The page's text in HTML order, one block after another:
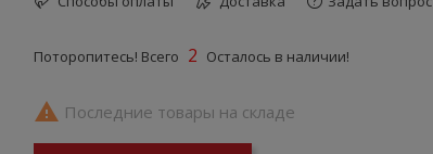
Поторопитесь! Всего 2 Осталось в наличии!
 Последние товары на складе